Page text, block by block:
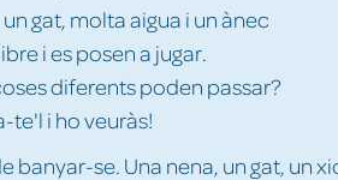
gat, molta aigua i un ànec
i es posen a jugar.
diferents poden passar?
te'l i ho veuràs!
banyar-se. Una nena, un gat, un